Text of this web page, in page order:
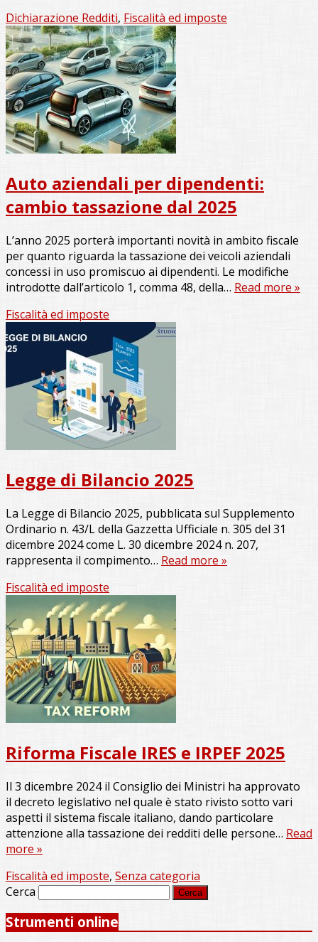
Dichiarazione Redditi, Fiscalità ed imposte
Auto aziendali per dipendenti:
cambio tassazione dal 2025
L’anno 2025 porterà importanti novità in ambito fiscale
per quanto riguarda la tassazione dei veicoli aziendali
concessi in uso promiscuo ai dipendenti. Le modifiche
introdotte dall’articolo 1, comma 48, della… Read more »
Fiscalità ed imposte
Legge di Bilancio 2025
La Legge di Bilancio 2025, pubblicata sul Supplemento
Ordinario n. 43/L della Gazzetta Ufficiale n. 305 del 31
dicembre 2024 come L. 30 dicembre 2024 n. 207,
rappresenta il compimento… Read more »
Fiscalità ed imposte
Riforma Fiscale IRES e IRPEF 2025
Il 3 dicembre 2024 il Consiglio dei Ministri ha approvato
il decreto legislativo nel quale è stato rivisto sotto vari
aspetti il sistema fiscale italiano, dando particolare
attenzione alla tassazione dei redditi delle persone… Read
more »
Fiscalità ed imposte, Senza categoria
Cerca
Strumenti online